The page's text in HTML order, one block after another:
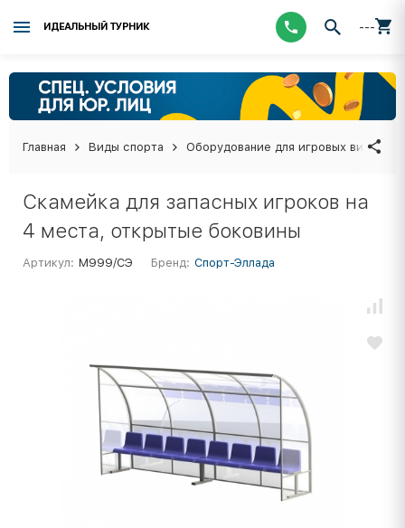
ИДЕАЛЬНЫЙ ТУРНИК ---
Главная Виды спорта Оборудование для игровых видов
Скамейка для запасных игроков на
4 места, открытые боковины
Артикул: М999/СЭ Бренд: Спорт-Эллада